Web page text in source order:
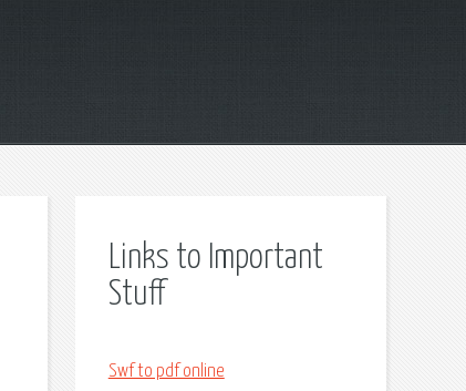
Links to Important
Stuff
Swf to pdf online